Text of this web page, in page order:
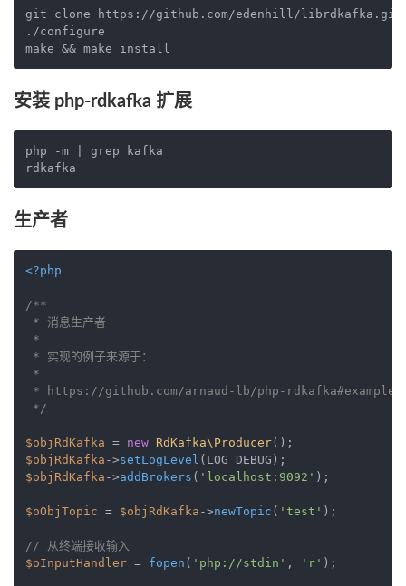
git clone https://github.com/edenhill/librdkafka.git
./configure
安装 php-rdkafka 扩展
php -m | grep kafka
生产者
<?php
/**
* 消息生产者
*
* 实现的例子来源于：
*
* https://github.com/arnaud-lb/php-rdkafka#examples
*/
$objRdKafka = new RdKafka\Producer
$objRdKafka ->setLogLevel
$objRdKafka ->addBrokers ( 'localhost:9092' );
$oObjTopic = $objRdKafka ->newTopic ( 'test' );
// 从终端接收输入
$oInputHandler = fopen ( 'php://stdin' , 'r' );